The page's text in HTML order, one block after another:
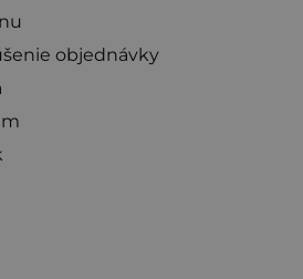
objednávky